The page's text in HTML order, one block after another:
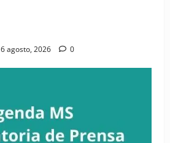
6 agosto, 2026 0